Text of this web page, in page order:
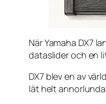
När Yamaha DX7
dataslider och en
DX7 blev en av
lät helt